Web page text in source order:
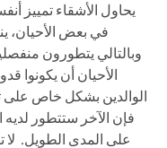
يحاول الأشقاء تمييز
في بعض الأحيان،
وبالتالي يتطورون
الأحيان أن يكونوا
الوالدين بشكل خاص على
فإن الآخر ستتطور
على المدى الطويل. لا